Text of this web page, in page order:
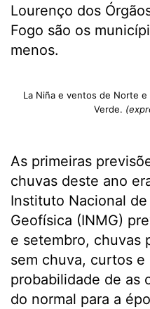
Lourenço dos
Fogo são os
menos.
La Niña e ventos de Norte
Verde.
As primeiras
chuvas deste ano
Instituto Nacional
Geofísica (INMG)
e setembro, chuvas
sem chuva, curtos
probabilidade de as
do normal para a